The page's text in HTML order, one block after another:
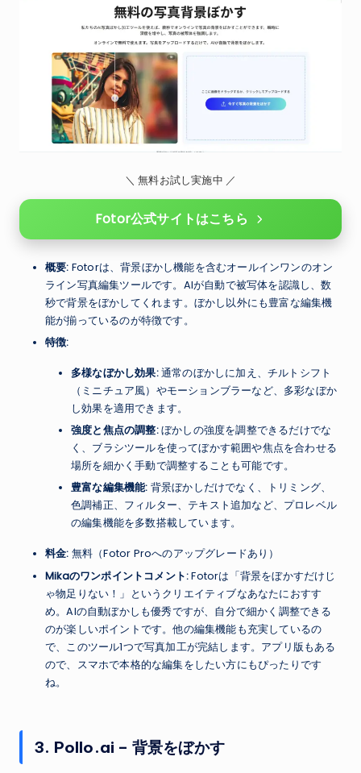
＼ 無料お試し実施中 ／
Fotor公式サイトはこちら
概要: Fotorは、背景ぼかし機能を含むオールインワンのオン
ライン写真編集ツールです。AIが自動で被写体を認識し、数
秒で背景をぼかしてくれます。ぼかし以外にも豊富な編集機
能が揃っているのが特徴です。
特徴:
多様なぼかし効果:通常のぼかしに加え、チルトシフト
（ミニチュア風）やモーションブラーなど、多彩なぼか
し効果を適用できます。
強度と焦点の調整:ぼかしの強度を調整できるだけでな
く、ブラシツールを使ってぼかす範囲や焦点を合わせる
場所を細かく手動で調整することも可能です。
豊富な編集機能: 背景ぼかしだけでなく、トリミング、
色調補正、フィルター、テキスト追加など、プロレベル
の編集機能を多数搭載しています。
料金: 無料（Fotor Proへのアップグレードあり）
Mikaのワンポイントコメント:Fotorは「背景をぼかすだけじ
ゃ物足りない！」というクリエイティブなあなたにおすす
め。AIの自動ぼかしも優秀ですが、自分で細かく調整できる
のが楽しいポイントです。他の編集機能も充実しているの
で、このツール1つで写真加工が完結します。アプリ版もある
ので、スマホで本格的な編集をしたい方にもぴったりです
ね。
3. Pollo.ai – 背景をぼかす